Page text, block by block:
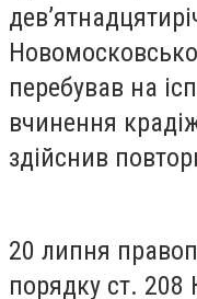
перебував на
вчинення
здійснив
20 липня
порядку ст. 208